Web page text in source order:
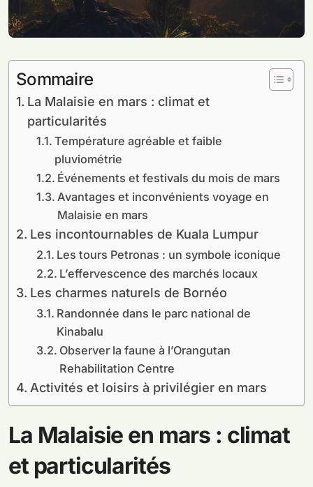
Sommaire
La Malaisie en mars : climat et
particularités
Température agréable et faible
pluviométrie
Événements et festivals du mois de mars
Avantages et inconvénients voyage en
Malaisie en mars
Les incontournables de Kuala Lumpur
Les tours Petronas : un symbole iconique
L’effervescence des marchés locaux
Les charmes naturels de Bornéo
Randonnée dans le parc national de
Kinabalu
Observer la faune à l’Orangutan
Rehabilitation Centre
Activités et loisirs à privilégier en mars
La Malaisie en mars : climat
et particularités